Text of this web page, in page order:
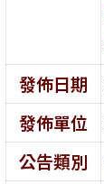
發佈日期
發佈單位
公告類別